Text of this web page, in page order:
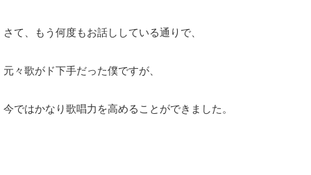
さて、もう何度もお話ししている通りで、
元々歌がド下手だった僕ですが、
今ではかなり歌唱力を高めることができました。